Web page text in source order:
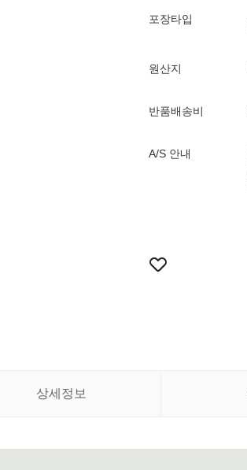
포장타입
원산지
반품배송비
A/S 안내
상세정보